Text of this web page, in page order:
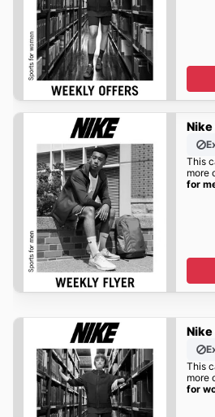
Nike
This
more
for
Nike
This
more
for